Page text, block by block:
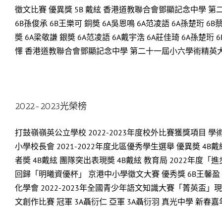
徵文比賽 優異獎 5B 戴絃 香港道教聯合會鄧顯記念中學
6B孫俊承 6B王樂可 銅奬 6A吳恩鳴 6A范凌語 6A孫楚珩
奬 6A梁敬謙 銀奬 6A范凌語 6A戴宇浩 6A莊佳琦 6A孫楚珩
懌 香港道教聯合會鄧顯記念中學 第二十一屆小六學術精英
2022-2023光榮榜
打鼓嶺嶺英公立學校 2022-2023年度校外比賽獲獎項目 學
小學校長會 2021-2022年度北區優秀學生選舉 優異奬 4B
者奬 4B戴絃 團隊突出表現奬 4B戴絃 教育局 2022年度「
回歸「明曦資優杯」 京港中小學徵文大賽 優秀獎 6B王馨
化學會 2022-2023年全國青少年語文知識大賽「菁英盃」
文創作比賽 冠軍 3A聶衍仁 亞軍 3A聶衍羽 真光中學 新春